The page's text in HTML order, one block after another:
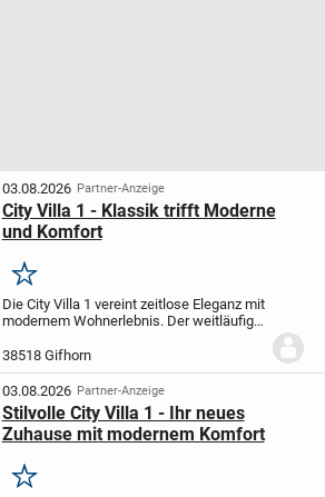
03.08.2026 Partner-Anzeige
City Villa 1 - Klassik trifft Moderne
und Komfort
Merken
Die City Villa 1 vereint zeitlose Eleganz mit
modernem Wohnerlebnis. Der weitläufig
Raum für entspannte Familienabende
oder gesellige Stunden mit Freunden. Im...
38518 Gifhorn
03.08.2026 Partner-Anzeige
Stilvolle City Villa 1 - Ihr neues
Zuhause mit modernem Komfort
Merken